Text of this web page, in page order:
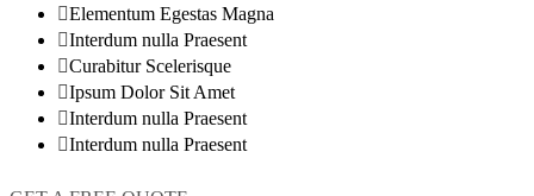
Elementum Egestas Magna
Interdum nulla Praesent
Curabitur Scelerisque
Ipsum Dolor Sit Amet
Interdum nulla Praesent
Interdum nulla Praesent